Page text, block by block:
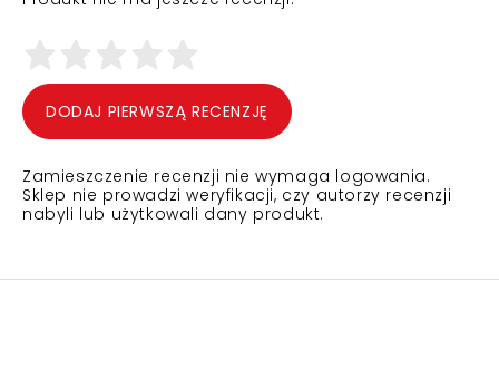
DODAJ PIERWSZĄ RECENZJĘ
Zamieszczenie recenzji nie wymaga logowania.
Sklep nie prowadzi weryfikacji, czy autorzy recenzji
nabyli lub użytkowali dany produkt.